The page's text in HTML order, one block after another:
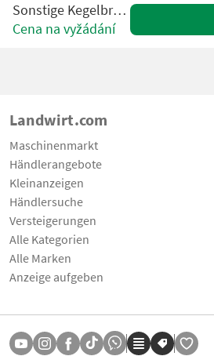
Sonstige Kegelbrecher
Cena na vyžádání
Landwirt.com
Maschinenmarkt
Händlerangebote
Kleinanzeigen
Händlersuche
Versteigerungen
Alle Kategorien
Alle Marken
Anzeige aufgeben